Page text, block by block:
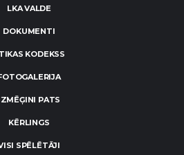
LKA VALDE
DOKUMENTI
KODEKSS
PATS
KĒRLINGS
SPĒLĒTĀJI